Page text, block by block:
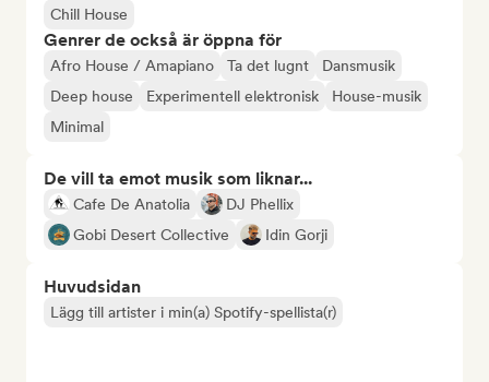
Chill House
Genrer de också är öppna för
Afro House / Amapiano Ta det lugnt
Dansmusik
Deep house
Experimentell elektronisk
House-musik
Minimal
De vill ta emot musik som liknar...
Cafe De Anatolia
DJ Phellix
Gobi Desert Collective
Idin Gorji
Huvudsidan
Lägg till artister i min(a) Spotify-spellista(r)